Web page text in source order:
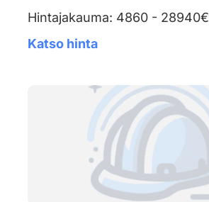
Hintajakauma: 4860 - 28940€
Katso hinta